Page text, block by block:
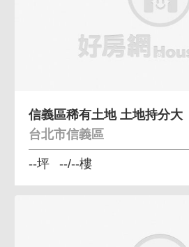
信義區稀有土地 土地持分大
台北市信義區
--坪 --/--樓